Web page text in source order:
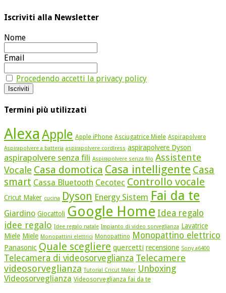
Iscriviti alla Newsletter
Nome
Email
Procedendo accetti la privacy policy
Termini più utilizzati
Alexa Apple Apple iPhone Asciugatrice Miele Aspirapolvere
Aspirapolvere a batteria aspirapolvere cordlress aspirapolvere Dyson
aspirapolvere senza fili Aspirapolvere senza filo Assistente
Vocale Casa domotica Casa intelligente Casa
smart Cassa Bluetooth Cecotec Controllo vocale
Cricut Maker cucina Dyson Energy Sistem Fai da te
Giardino Giocattoli Google Home Idea regalo
idee regalo Idee regalo natale Impianto di video sorveglianza Lavatrice
Miele Miele Monopattini elettrici Monopattino Monopattino elettrico
Panasonic Quale scegliere quercetti recensione Sony a6400
Telecamera di videosorveglianza Telecamere
videosorveglianza Tutorial Cricut Maker Unboxing
Videosorveglianza Videosorveglianza fai da te